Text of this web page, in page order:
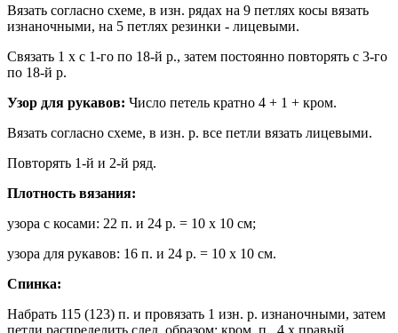
Вязать согласно схеме, в изн. рядах на 9 петлях косы вязать
изнаночными, на 5 петлях резинки - лицевыми.
Связать 1 х с 1-го по 18-й р., затем постоянно повторять с 3-го
по 18-й р.
Узор для рукавов: Число петель кратно 4 + 1 + кром.
Вязать согласно схеме, в изн. р. все петли вязать лицевыми.
Повторять 1-й и 2-й ряд.
Плотность вязания:
узора с косами: 22 п. и 24 р. = 10 х 10 см;
узора для рукавов: 16 п. и 24 р. = 10 х 10 см.
Спинка:
Набрать 115 (123) п. и провязать 1 изн. р. изнаночными, затем